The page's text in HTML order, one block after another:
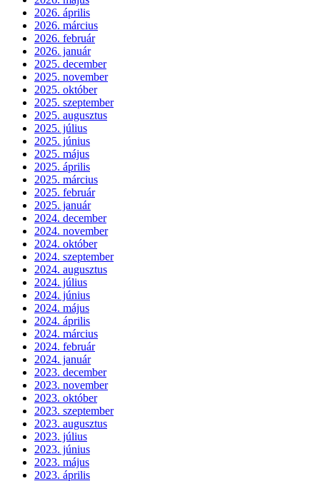
2026. április
2026. március
2026. február
2026. január
2025. december
2025. november
2025. október
2025. szeptember
2025. augusztus
2025. július
2025. június
2025. május
2025. április
2025. március
2025. február
2025. január
2024. december
2024. november
2024. október
2024. szeptember
2024. augusztus
2024. július
2024. június
2024. május
2024. április
2024. március
2024. február
2024. január
2023. december
2023. november
2023. október
2023. szeptember
2023. augusztus
2023. július
2023. június
2023. május
2023. április